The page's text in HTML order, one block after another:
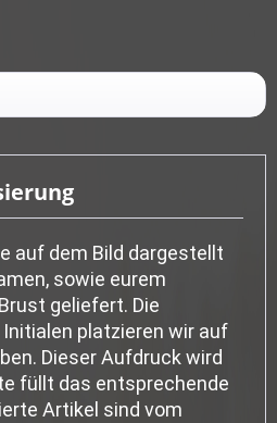
auf dem Bild dargestellt
sowie eurem
geliefert. Die
platzieren wir auf
Dieser Aufdruck wird
füllt das entsprechende
Artikel sind vom